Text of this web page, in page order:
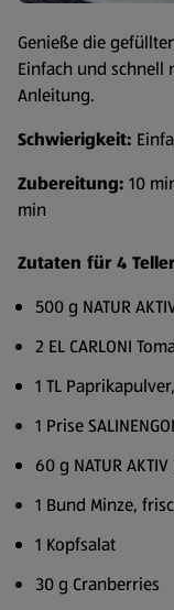
Genieße die
Einfach und
Anleitung.
Schwierigkeit:
Zubereitung: 10
min
Zutaten für 4 Teller
500 g NATUR
2 EL CARLONI
1 TL
1 Prise
60 g NATUR
1 Bund Minze,
1 Kopfsalat
30 g Cranberries